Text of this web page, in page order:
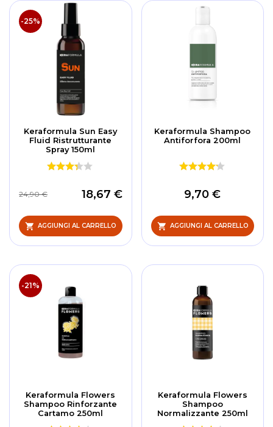
-25%
Keraformula Sun Easy
Fluid Ristrutturante
Spray 150ml
18,67 €
24,90 €
AGGIUNGI AL CARRELLO
Keraformula Shampoo
Antiforfora 200ml
9,70 €
AGGIUNGI AL CARRELLO
-21%
Keraformula Flowers
Shampoo Rinforzante
Cartamo 250ml
Keraformula Flowers
Shampoo
Normalizzante 250ml